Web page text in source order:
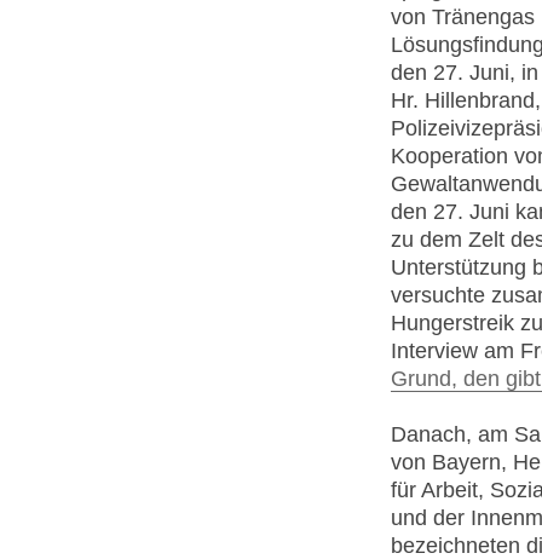
von
den 27. Juni,
Hr.
Kooperation
den 27. Juni
zu dem Zelt
Unterstützung
versuchte
Hungerstreik
Interview am
Grund, den
Danach, am
von Bayern,
für Arbeit,
und der
bezeichneten